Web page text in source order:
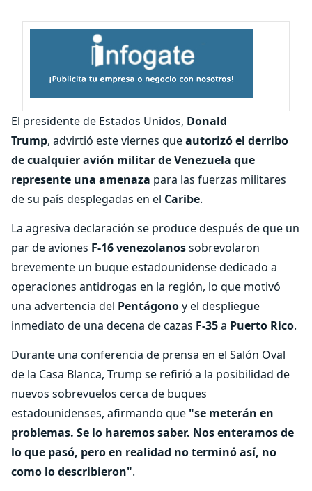
El presidente de Estados Unidos, Donald
Trump, advirtió este viernes queautorizó el derribo
de cualquier avión militar de Venezuela que
represente una amenaza para las fuerzas militares
de su país desplegadas en el Caribe.
La agresiva declaración se produce después de que un
par de aviones F-16 venezolanossobrevolaron
brevemente un buque estadounidense dedicado a
operaciones antidrogas en la región, lo que motivó
una advertencia del Pentágonoy el despliegue
inmediato de una decena de cazas F-35a Puerto Rico.
Durante una conferencia de prensa en el Salón Oval
de la Casa Blanca, Trump se refirió a la posibilidad de
nuevos sobrevuelos cerca de buques
estadounidenses, afirmando que "se meterán en
problemas. Se lo haremos saber. Nos enteramos de
lo que pasó, pero en realidad no terminó así, no
como lo describieron".